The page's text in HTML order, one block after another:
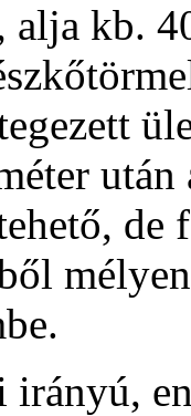
kb.
de
irányú,